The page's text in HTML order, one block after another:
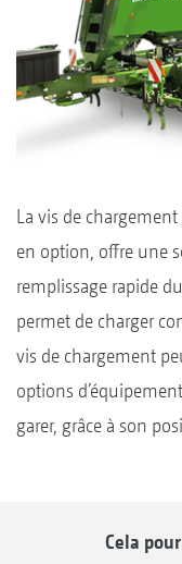
La vis de
en option, offre une
remplissage rapide
permet de charger
vis de chargement
options
garer, grâce à son
Cela